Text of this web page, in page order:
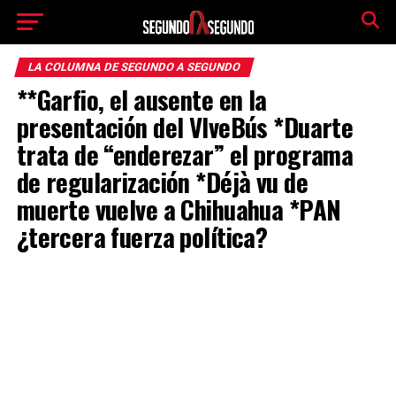
LA COLUMNA DE SEGUNDO A SEGUNDO
**Garfio, el ausente en la
presentación del VIveBús *Duarte
trata de “enderezar” el programa
de regularización *Déjà vu de
muerte vuelve a Chihuahua *PAN
¿tercera fuerza política?